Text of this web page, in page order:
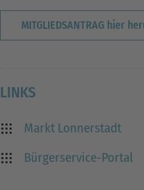
MITGLIEDSANTRAG hier
LINKS
Markt Lonnerstadt
Bürgerservice-Portal